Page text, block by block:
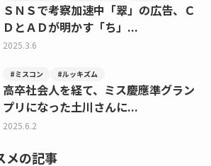
ＳＮＳで考察加速中「翠」の広告、Ｃ
ＤとＡＤが明かす「ち」...
2025.3.6
#ミスコン #ルッキズム
高卒社会人を経て、ミス慶應準グラン
プリになった土川さんに...
2025.6.2
メの記事